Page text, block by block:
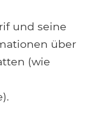
und seine
über
(wie